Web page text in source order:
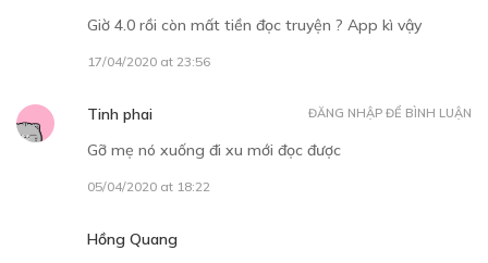
19/11/2018
Giờ 4.0 rồi còn mất tiền đọc truyện ? App kì vậy
17/04/2020 at 23:56
Tinh phai
Gỡ mẹ nó xuống đi xu mới đọc được
05/04/2020 at 18:22
ĐĂNG NHẬP ĐỂ BÌNH LUẬN
Hồng Quang